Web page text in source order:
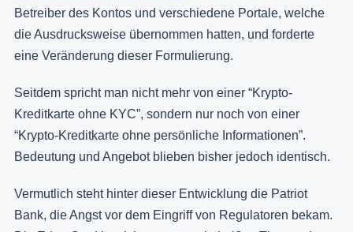
Betreiber des Kontos und verschiedene Portale, welche
die Ausdrucksweise übernommen hatten, und forderte
eine Veränderung dieser Formulierung.
Seitdem spricht man nicht mehr von einer “Krypto-
Kreditkarte ohne KYC”, sondern nur noch von einer
“Krypto-Kreditkarte ohne persönliche Informationen”.
Bedeutung und Angebot blieben bisher jedoch identisch.
Vermutlich steht hinter dieser Entwicklung die Patriot
Bank, die Angst vor dem Eingriff von Regulatoren bekam.